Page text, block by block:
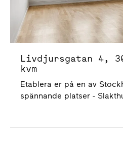
Livdjursgatan 4, 300
kvm
Etablera er på en av
spännande platser -